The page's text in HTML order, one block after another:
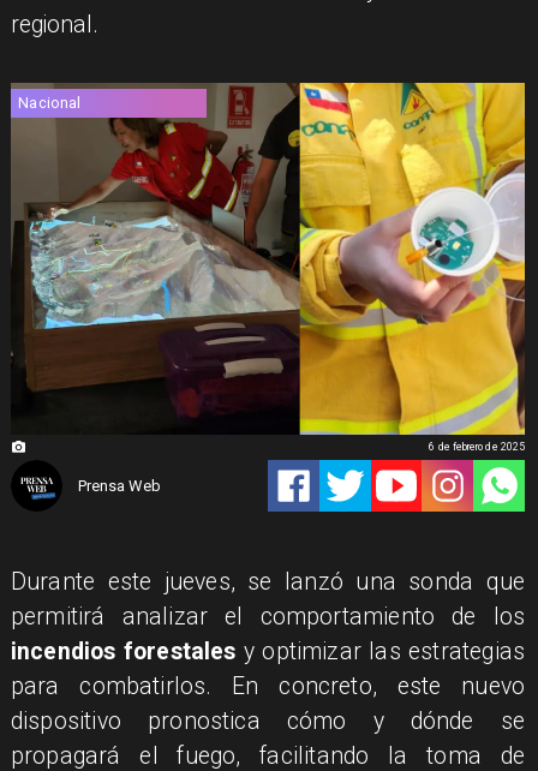
regional.
Nacional
Prensa Web
6 de febrero de 2025
Durante este jueves, se lanzó una sonda que
permitirá analizar el comportamiento de los
incendios forestales y optimizar las estrategias
para combatirlos. En concreto, este nuevo
dispositivo pronostica cómo y dónde se
propagará el fuego, facilitando la toma de